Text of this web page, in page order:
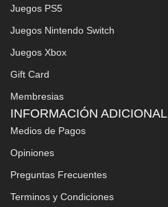
Juegos PS5
Juegos Nintendo Switch
Juegos Xbox
Gift Card
Membresias
INFORMACIÓN ADICIONAL
Medios de Pagos
Opiniones
Preguntas Frecuentes
Terminos y Condiciones